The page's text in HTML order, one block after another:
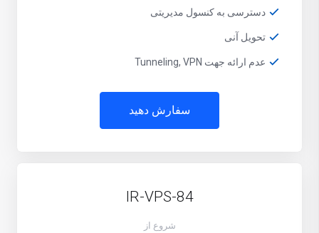
دسترسی به کنسول مدیریتی
تحویل آنی
عدم ارائه جهت Tunneling, VPN
سفارش دهید
IR-VPS-84
شروع از